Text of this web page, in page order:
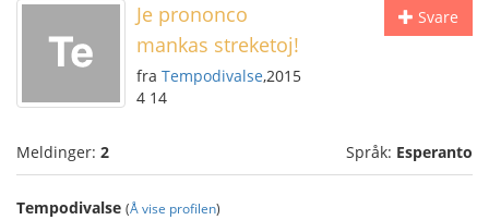
Svare
Je prononco
mankas streketoj!
fra Tempodivalse,2015
4 14
Meldinger: 2 Språk: Esperanto
Tempodivalse (Å vise profilen)